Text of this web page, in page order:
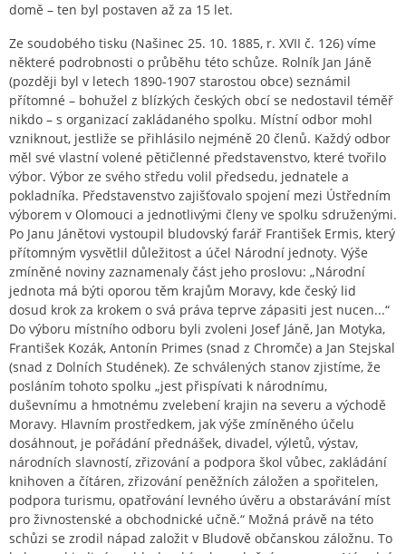
domě – ten byl postaven až za 15 let.
Ze soudobého tisku (Našinec 25. 10. 1885, r. XVII č. 126) víme
některé podrobnosti o průběhu této schůze. Rolník Jan Jáně
(později byl v letech 1890-1907 starostou obce) seznámil
přítomné – bohužel z blízkých českých obcí se nedostavil téměř
nikdo – s organizací zakládaného spolku. Místní odbor mohl
vzniknout, jestliže se přihlásilo nejméně 20 členů. Každý odbor
měl své vlastní volené pětičlenné představenstvo, které tvořilo
výbor. Výbor ze svého středu volil předsedu, jednatele a
pokladníka. Představenstvo zajišťovalo spojení mezi Ústředním
výborem v Olomouci a jednotlivými členy ve spolku sdruženými.
Po Janu Jánětovi vystoupil bludovský farář František Ermis, který
přítomným vysvětlil důležitost a účel Národní jednoty. Výše
zmíněné noviny zaznamenaly část jeho proslovu: „Národní
jednota má býti oporou těm krajům Moravy, kde český lid
dosud krok za krokem o svá práva teprve zápasiti jest nucen...“
Do výboru místního odboru byli zvoleni Josef Jáně, Jan Motyka,
František Kozák, Antonín Primes (snad z Chromče) a Jan Stejskal
(snad z Dolních Studének). Ze schválených stanov zjistíme, že
posláním tohoto spolku „jest přispívati k národnímu,
duševnímu a hmotnému zvelebení krajin na severu a východě
Moravy. Hlavním prostředkem, jak výše zmíněného účelu
dosáhnout, je pořádání přednášek, divadel, výletů, výstav,
národních slavností, zřizování a podpora škol vůbec, zakládání
knihoven a čítáren, zřizování peněžních záložen a spořitelen,
podpora turismu, opatřování levného úvěru a obstarávání míst
pro živnostenské a obchodnické učně.“ Možná právě na této
schůzi se zrodil nápad založit v Bludově občanskou záložnu. To